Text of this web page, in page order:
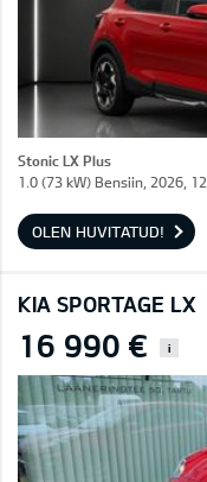
Stonic LX Plus
1.0 (73 kW) Bensiin, 2026,
OLEN HUVITATUD!
KIA SPORTAGE LX
16 990 € i